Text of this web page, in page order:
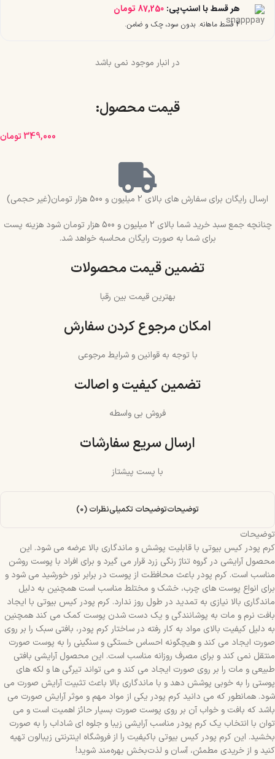
هر قسط با اسنپ‌پی: 87,250 تومان
۴ قسط ماهانه. بدون سود، چک و ضامن.
در انبار موجود نمی باشد
قیمت محصول:​
349,000تومان
ارسال رایگان برای سفارش های بالای 2 میلیون و 500 هزار تومان(غیر حجمی)
چنانچه جمع سبد خرید شما بالای 2 میلیون و 500 هزار تومان شود هزینه پست
برای شما به صورت رایگان محاسبه خواهد شد.
تضمین قیمت محصولات
بهترین قیمت بین رقبا
امکان مرجوع کردن سفارش
با توجه به قوانین و شرایط مرجوعی
تضمین کیفیت و اصالت
فروش بی واسطه
ارسال سریع سفارشات
با پست پیشتاز
توضیحاتتوضیحات تکمیلینظرات (0)
توضیحات
کرم پودر کیس بیوتی با قابلیت پوشش و ماندگاری بالا عرضه می شود. این
محصول آرایشی در گروه تناژ رنگی زرد قرار می گیرد و برای افراد با پوست روشن
مناسب است. کرم پودر باعث محافظت از پوست در برابر نور خورشید می شود و
برای انواع پوست های چرب، خشک و مختلط مناسب است همچنین به دلیل
ماندگاری بالا نیازی به تمدید در طول روز ندارد. کرم پودر کیس بیوتی با ایجاد
بافت نرم و مات به پوشانندگی و یک دست شدن پوست کمک می کند همچنین
به دلیل کیفیت بالای مواد به کار رفته در ساختار کرم پودر، بافتی سبک را بر روی
صورت ایجاد می کند و هیچگونه احساس خستگی و سنگینی را به پوست صورت
منتقل نمی کند و برای مصرف روزانه مناسب است. این محصول آرایشی بافتی
طبیعی و مات را بر روی صورت ایجاد می کند و می تواند تیرگی ها و لکه های
پوستی را به خوبی پوشش دهد و با ماندگاری بالا باعث تثبیت آرایش صورت می
شود. همانطور که می دانید کرم پودر یکی از مواد مهم و موثر آرایش صورت می
باشد که بافت و خواب آن بر روی پوست صورت بسیار حائز اهمیت است و می
توان با انتخاب یک کرم پودر مناسب آرایشی زیبا و جلوه ای شاداب را به صورت
بخشید. این کرم پودر کیس بیوتی باکیفیت را از فروشگاه اینترنتی زیبالون تهیه
کنید و از خریدی مطمئن، آسان و لذت‌بخش بهره‌مند شوید!